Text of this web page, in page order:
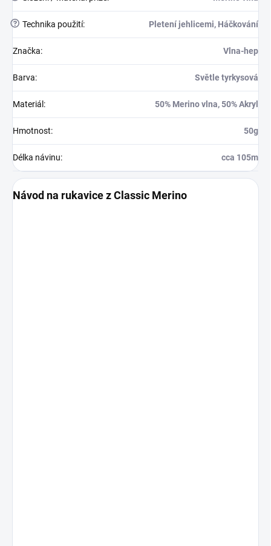
? Technika použití: Pletení jehlicemi, Háčkování
Značka: Vlna-hep
Barva: Světle tyrkysová
Materiál : 50% Merino vlna, 50% Akryl
Hmotnost: 50g
Délka návinu: cca 105m
Návod na rukavice z Classic Merino